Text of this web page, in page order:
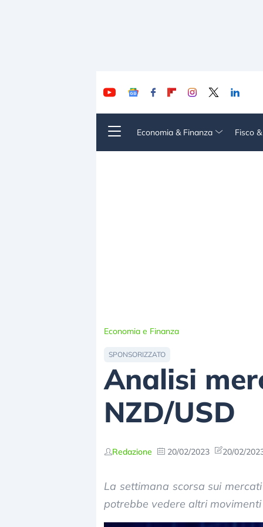
Economia & Finanza Fisco
Economia e Finanza
SPONSORIZZATO
Analisi
NZD/USD
Redazione 20/02/2023 20/02/
La settimana scorsa sui
potrebbe vedere altri